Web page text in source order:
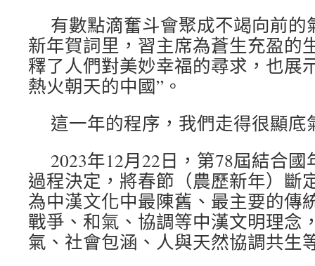
有數點滴奮斗會聚成不竭向前
新年賀詞里，習主席為蒼生充盈的
釋了人們對美妙幸福的尋求，也展
熱火朝天的中國”。
這一年的程序，我們走得很顯底
2023年12月22日，第78屆結合
過程決定，將春節（農歷新年）斷
為中漢文化中最陳舊、最主要的傳
戰爭、和氣、協調等中漢文明理念
氣、社會包涵、人與天然協調共生